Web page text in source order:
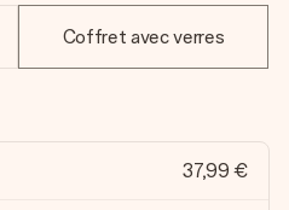
Coffret avec verres
37,99 €